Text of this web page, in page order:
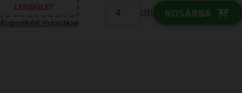
LENDÜLET
Kuponkód másolása
db KOSÁRBA